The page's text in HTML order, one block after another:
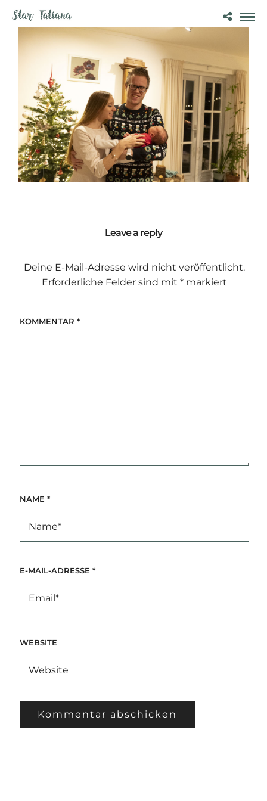
Leave a reply
Deine E-Mail-Adresse wird nicht veröffentlicht.
Erforderliche Felder sind mit *markiert
KOMMENTAR *
NAME *
E-MAIL-ADRESSE *
WEBSITE